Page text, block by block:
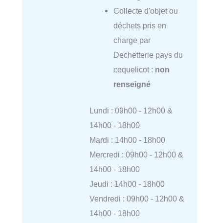
Collecte d'objet ou
déchets pris en
charge par
Dechetterie pays du
coquelicot : non
renseigné
Lundi : 09h00 - 12h00 &
14h00 - 18h00
Mardi : 14h00 - 18h00
Mercredi : 09h00 - 12h00 &
14h00 - 18h00
Jeudi : 14h00 - 18h00
Vendredi : 09h00 - 12h00 &
14h00 - 18h00